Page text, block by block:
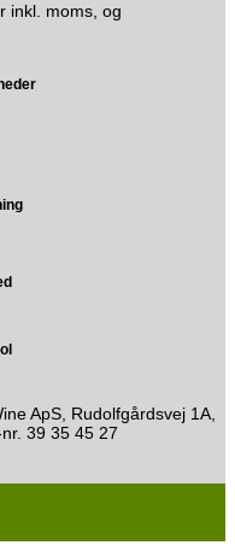
inkl. moms, og
ApS, Rudolfgårdsvej 1A,
39 35 45 27